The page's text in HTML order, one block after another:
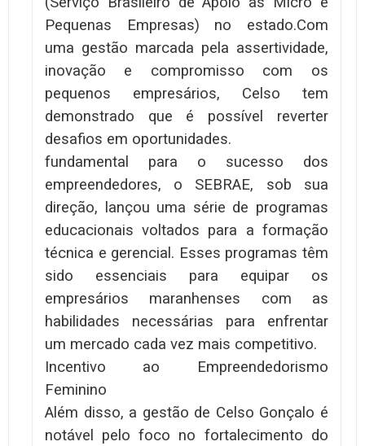
Pequenas Empresas) no estado.Com
uma gestão marcada pela assertividade,
inovação e compromisso com os
pequenos empresários, Celso tem
demonstrado que é possível reverter
desafios em oportunidades.
fundamental para o sucesso dos
empreendedores, o SEBRAE, sob sua
direção, lançou uma série de programas
educacionais voltados para a formação
técnica e gerencial. Esses programas têm
sido essenciais para equipar os
empresários maranhenses com as
habilidades necessárias para enfrentar
um mercado cada vez mais competitivo.
Incentivo ao Empreendedorismo
Feminino
Além disso, a gestão de Celso Gonçalo é
notável pelo foco no fortalecimento do